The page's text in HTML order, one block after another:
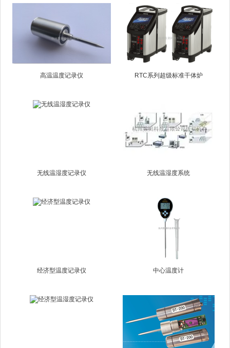
高温温度记录仪 RTC系列超级标准干体炉
无线温湿度记录仪 无线温湿度系统
经济型温度记录仪 中心温度计